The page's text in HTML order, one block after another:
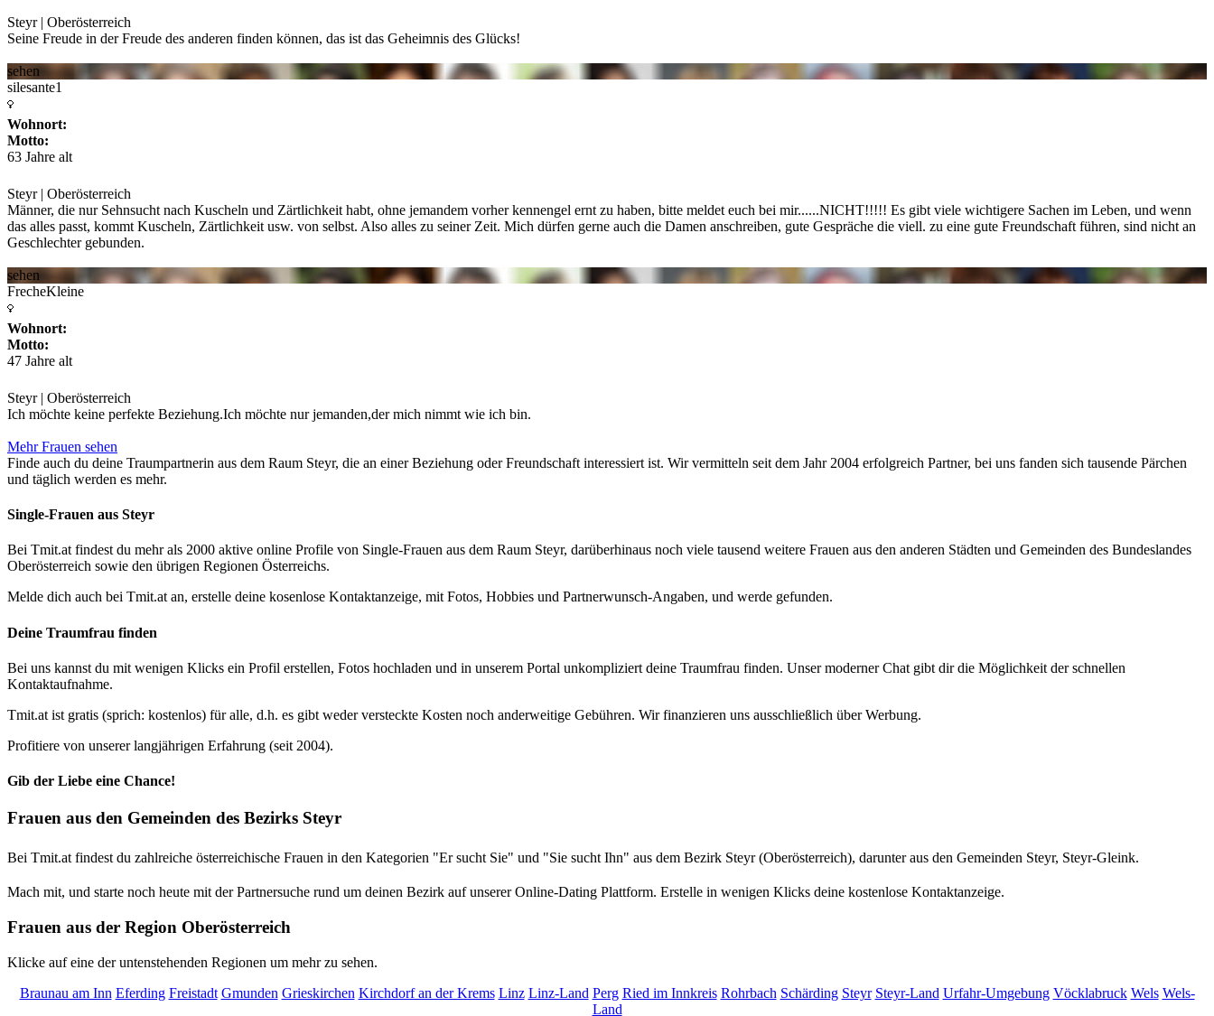
Steyr | Oberösterreich
Seine Freude in der Freude des anderen finden können, das ist das Geheimnis des Glücks!
sehen
silesante1
Wohnort:
Motto:
63 Jahre alt
Steyr | Oberösterreich
Männer, die nur Sehnsucht nach Kuscheln und Zärtlichkeit habt, ohne jemandem vorher kennengel ernt zu haben, bitte meldet euch bei mir......NICHT!!!!! Es gibt viele wichtigere Sachen im Leben, und wenn
das alles passt, kommt Kuscheln, Zärtlichkeit usw. von selbst. Also alles zu seiner Zeit. Mich dürfen gerne auch die Damen anschreiben, gute Gespräche die viell. zu eine gute Freundschaft führen, sind nicht an
Geschlechter gebunden.
sehen
FrecheKleine
Wohnort:
Motto:
47 Jahre alt
Steyr | Oberösterreich
Ich möchte keine perfekte Beziehung.Ich möchte nur jemanden,der mich nimmt wie ich bin.
Mehr Frauen sehen
Finde auch du deine Traumpartnerin aus dem Raum Steyr, die an einer Beziehung oder Freundschaft interessiert ist. Wir vermitteln seit dem Jahr 2004 erfolgreich Partner, bei uns fanden sich tausende Pärchen
und täglich werden es mehr.
Single-Frauen aus Steyr
Bei Tmit.at findest du mehr als 2000 aktive online Profile von Single-Frauen aus dem Raum Steyr, darüberhinaus noch viele tausend weitere Frauen aus den anderen Städten und Gemeinden des Bundeslandes
Oberösterreich sowie den übrigen Regionen Österreichs.
Melde dich auch bei Tmit.at an, erstelle deine kosenlose Kontaktanzeige, mit Fotos, Hobbies und Partnerwunsch-Angaben, und werde gefunden.
Deine Traumfrau finden
Bei uns kannst du mit wenigen Klicks ein Profil erstellen, Fotos hochladen und in unserem Portal unkompliziert deine Traumfrau finden. Unser moderner Chat gibt dir die Möglichkeit der schnellen
Kontaktaufnahme.
Tmit.at ist gratis (sprich: kostenlos) für alle, d.h. es gibt weder versteckte Kosten noch anderweitige Gebühren. Wir finanzieren uns ausschließlich über Werbung.
Profitiere von unserer langjährigen Erfahrung (seit 2004).
Gib der Liebe eine Chance!
Frauen aus den Gemeinden des Bezirks Steyr
Bei Tmit.at findest du zahlreiche österreichische Frauen in den Kategorien "Er sucht Sie" und "Sie sucht Ihn" aus dem Bezirk Steyr (Oberösterreich), darunter aus den Gemeinden Steyr, Steyr-Gleink.
Mach mit, und starte noch heute mit der Partnersuche rund um deinen Bezirk auf unserer Online-Dating Plattform. Erstelle in wenigen Klicks deine kostenlose Kontaktanzeige.
Frauen aus der Region Oberösterreich
Klicke auf eine der untenstehenden Regionen um mehr zu sehen.
Braunau am Inn Eferding Freistadt Gmunden Grieskirchen Kirchdorf an der Krems Linz Linz-Land Perg Ried im Innkreis Rohrbach Schärding Steyr Steyr-Land Urfahr-Umgebung Vöcklabruck Wels Wels-
Land